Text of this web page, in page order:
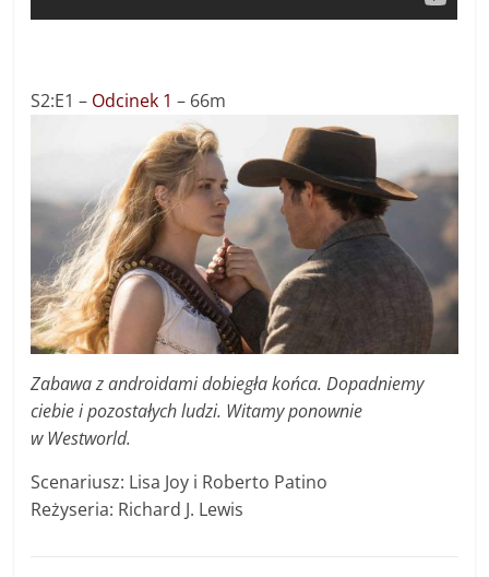
S2:E1 – Odcinek 1 – 66m
Zabawa z androidami dobiegła końca. Dopadniemy
ciebie i pozostałych ludzi. Witamy ponownie
w Westworld.
Scenariusz: Lisa Joy i Roberto Patino
Reżyseria: Richard J. Lewis